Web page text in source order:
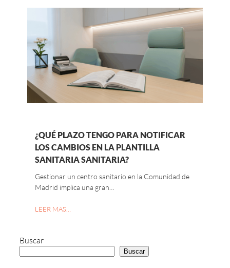
¿QUÉ PLAZO TENGO PARA NOTIFICAR
LOS CAMBIOS EN LA PLANTILLA
SANITARIA SANITARIA?
Gestionar un centro sanitario en la Comunidad de
Madrid implica una gran…
LEER MAS…
Buscar
Buscar